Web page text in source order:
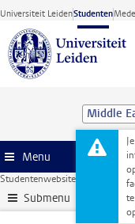
Ga direct naar de
Universiteit LeidenStudenten
Middle
Menu
Studentenwebsite Je opleiding
Submenu